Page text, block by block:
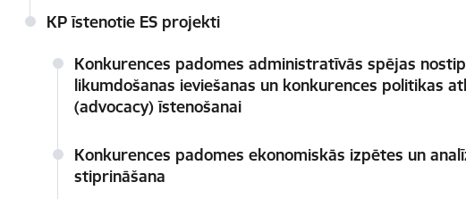
KP īstenotie ES projekti
Konkurences padomes administratīvās spējas
likumdošanas ieviešanas un konkurences politikas
(advocacy) īstenošanai
Konkurences padomes ekonomiskās izpētes un
stiprināšana